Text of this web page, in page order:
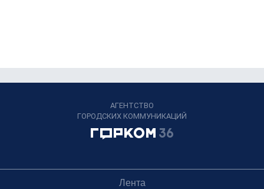
АГЕНТСТВО
ГОРОДСКИХ КОММУНИКАЦИЙ
Лента